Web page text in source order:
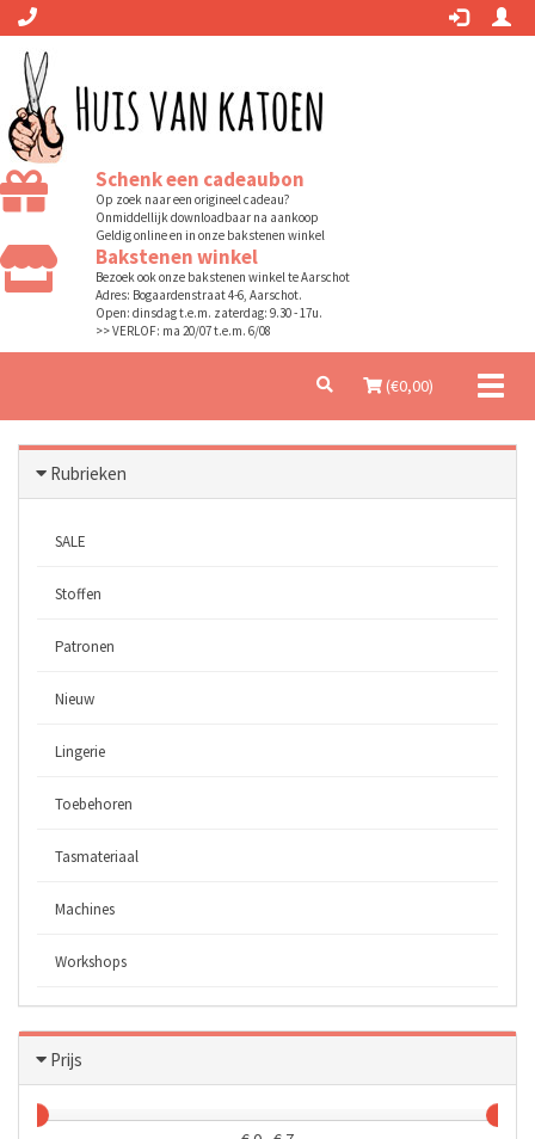
Schenk een cadeaubon
Op zoek naar een origineel cadeau?
Onmiddellijk downloadbaar na aankoop
Geldig online en in onze bakstenen winkel
Bakstenen winkel
Bezoek ook onze bakstenen winkel te Aarschot
Adres: Bogaardenstraat 4-6, Aarschot.
Open: dinsdag t.e.m. zaterdag: 9.30 - 17u.
>> VERLOF: ma 20/07 t.e.m. 6/08
(€0,00)
Rubrieken
SALE
Stoffen
Patronen
Nieuw
Lingerie
Toebehoren
Tasmateriaal
Machines
Workshops
Prijs